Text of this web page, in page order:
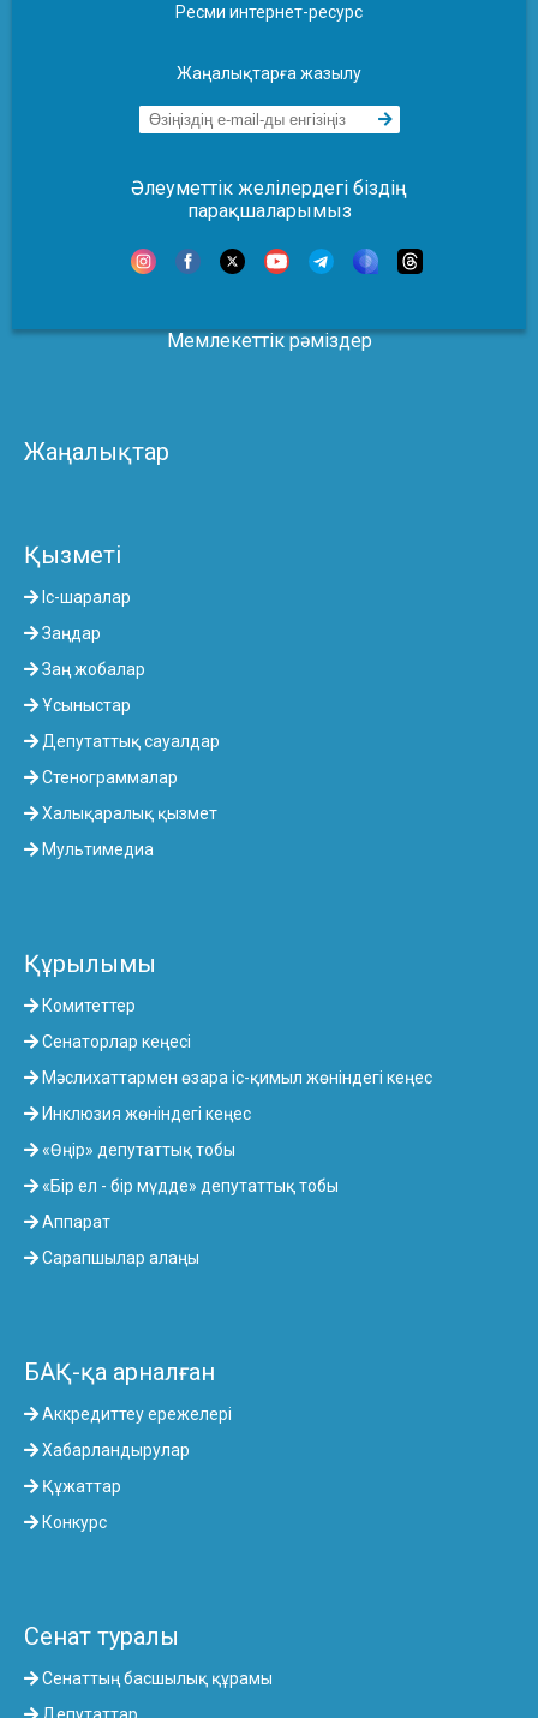
Ресми интернет-ресурс
Жаңалықтарға жазылу
Әлеуметтік желілердегі біздің
парақшаларымыз
Мемлекеттік рәміздер
Жаңалықтар
Қызметі
Іс-шаралар
Заңдар
Заң жобалар
Ұсыныстар
Депутаттық сауалдар
Стенограммалар
Халықаралық қызмет
Мультимедиа
Құрылымы
Комитеттер
Сенаторлар кеңесі
Мәслихаттармен өзара іс-қимыл жөніндегі кеңес
Инклюзия жөніндегі кеңес
«Өңір» депутаттық тобы
«Бір ел - бір мүдде» депутаттық тобы
Аппарат
Сарапшылар алаңы
БАҚ-қа арналған
Аккредиттеу ережелері
Хабарландырулар
Құжаттар
Конкурс
Сенат туралы
Сенаттың басшылық құрамы
Депутаттар